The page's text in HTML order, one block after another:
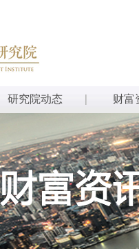
研究院动态 财富